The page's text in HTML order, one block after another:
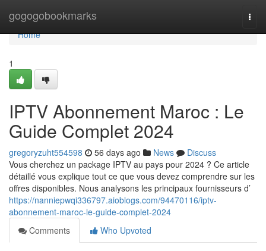
gogogobookmarks
Home
Home
1
IPTV Abonnement Maroc : Le
Guide Complet 2024
gregoryzuht554598 56 days ago News
Discuss
Vous cherchez un package IPTV au pays pour 2024 ? Ce article
détaillé vous explique tout ce que vous devez comprendre sur les
offres disponibles. Nous analysons les principaux fournisseurs d’
https://nanniepwqi336797.aioblogs.com/94470116/iptv-
abonnement-maroc-le-guide-complet-2024
Comments
Who Upvoted